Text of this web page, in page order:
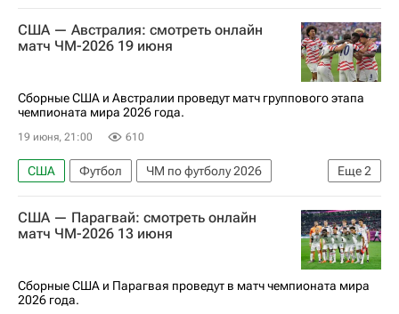
Мексика
ЮАР Швейцария
Канада
Босния и Герцеговина
Бразилия
Марокко
Аргентина
США — Австралия: смотреть онлайн
матч ЧМ-2026 19 июня
Сборные США и Австралии проведут матч группового этапа
чемпионата мира 2026 года.
19 июня, 21:00 610
Еще2
США Футбол
ЧМ по футболу 2026
Австралия
Анонсы и трансляции матчей
США — Парагвай: смотреть онлайн
матч ЧМ-2026 13 июня
Сборные США и Парагвая проведут в матч чемпионата мира
2026 года.